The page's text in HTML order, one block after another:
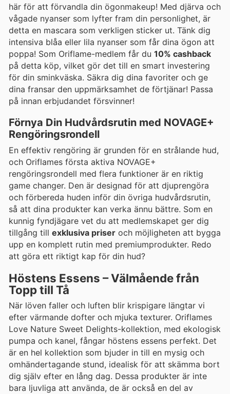
här för att förvandla din ögonmakeup! Med djärva och
vågade nyanser som lyfter fram din personlighet, är
detta en mascara som verkligen sticker ut. Tänk dig
intensiva blåa eller lila nyanser som får dina ögon att
poppa! Som Oriflame-medlem får du 10% cashback
på detta köp, vilket gör det till en smart investering
för din sminkväska. Säkra dig dina favoriter och ge
dina fransar den uppmärksamhet de förtjänar! Passa
på innan erbjudandet försvinner!
Förnya Din Hudvårdsrutin med NOVAGE+
Rengöringsrondell
En effektiv rengöring är grunden för en strålande hud,
och Oriflames första aktiva NOVAGE+
rengöringsrondell med flera funktioner är en riktig
game changer. Den är designad för att djuprengöra
och förbereda huden inför din övriga hudvårdsrutin,
så att dina produkter kan verka ännu bättre. Som en
kunnig fyndjägare vet du att medlemskapet ger dig
tillgång till exklusiva priser och möjligheten att bygga
upp en komplett rutin med premiumprodukter. Redo
att göra ett riktigt kap för din hud?
Höstens Essens – Välmående från
Topp till Tå
När löven faller och luften blir krispigare längtar vi
efter värmande dofter och mjuka texturer. Oriflames
Love Nature Sweet Delights-kollektion, med ekologisk
pumpa och kanel, fångar höstens essens perfekt. Det
är en hel kollektion som bjuder in till en mysig och
omhändertagande stund, idealisk för att skämma bort
dig själv efter en lång dag. Dessa produkter är inte
bara ljuvliga att använda, de är också en del av